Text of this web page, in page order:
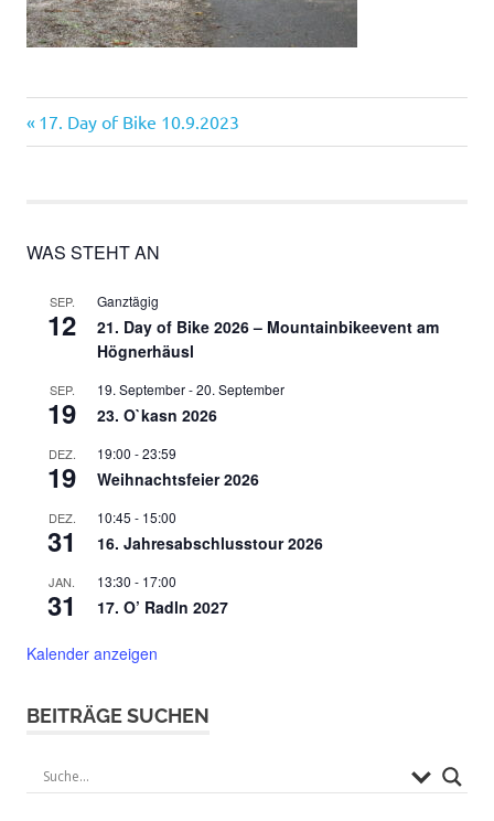
Beitragsnavigation
Vorheriger
Beitrag:
17. Day of Bike 10.9.2023
WAS STEHT AN
SEP.
12
Ganztägig
21. Day of Bike 2026 – Mountainbikeevent am
Högnerhäusl
SEP.
19
19. September-20. September
23. O`kasn 2026
DEZ.
19
19:00 -23:59
Weihnachtsfeier 2026
DEZ.
31
10:45 - 15:00
16. Jahresabschlusstour 2026
JAN.
31
13:30 - 17:00
17. O’ Radln 2027
Kalender anzeigen
BEITRÄGE SUCHEN